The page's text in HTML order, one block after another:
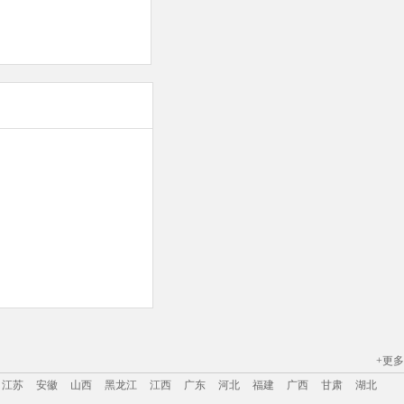
+更多
江苏
安徽 山西 黑龙江 江西 广东 河北 福建 广西 甘肃 湖北